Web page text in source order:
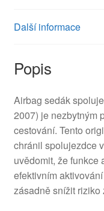
Další informace
Popis
Airbag sedák
2007) je nezbytným
cestování. Tento
chránil spolujezdce
uvědomit, že funkce
efektivním
zásadně snížit riziko